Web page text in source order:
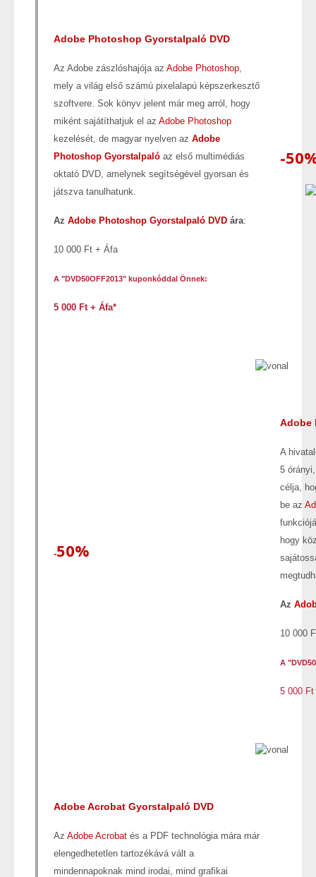
Adobe Photoshop Gyorstalpaló DVD
Az Adobe zászlóshajója az Adobe Photoshop,
mely a világ első számú pixelalapú képszerkesztő
szoftvere. Sok könyv jelent már meg arról, hogy
miként sajátíthatjuk el az Adobe Photoshop
kezelését, de magyar nyelven az Adobe
Photoshop Gyorstalpaló az első multimédiás
oktató DVD, amelynek segítségével gyorsan és
játszva tanulhatunk.
Az Adobe Photoshop Gyorstalpaló DVD ára:
10 000 Ft + Áfa
A "DVD50OFF2013" kuponkóddal Önnek:
5 000 Ft + Áfa*
-
-50%
Adobe
A
5
célja,
be az
hogy
Az
10 000
A
5 000
Adobe Acrobat Gyorstalpaló DVD
Az Adobe Acrobat és a PDF technológia mára már
elengedhetetlen tartozékává vált a
mindennapoknak mind irodai, mind grafikai